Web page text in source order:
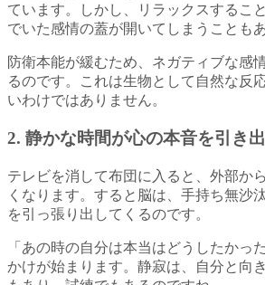
ています。しかし、リラックスするこ
でいた感情の蓋が開いてしまうことも
防衛本能が緩むため、ネガティブな感
るのです。これは生物として自然な反
いわけではありません。
2. 静かな時間が心の本音を引き
テレビを消して布団に入ると、外部か
くなります。すると脳は、手持ち無沙
を引っ張り出してくるのです。
「あの時の自分は本当はどうしたかっ
かけが始まります。静寂は、自分と向